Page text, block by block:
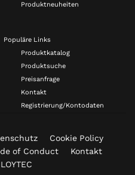
Produktneuheiten
Populäre Links
Produktkatalog
Produktsuche
Preisanfrage
Kontakt
Registrierung/Kontodaten
Cookie Policy
of Conduct
Kontakt